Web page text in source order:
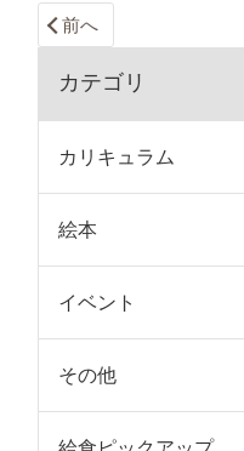
前へ
カテゴリ
カリキュラム
絵本
イベント
その他